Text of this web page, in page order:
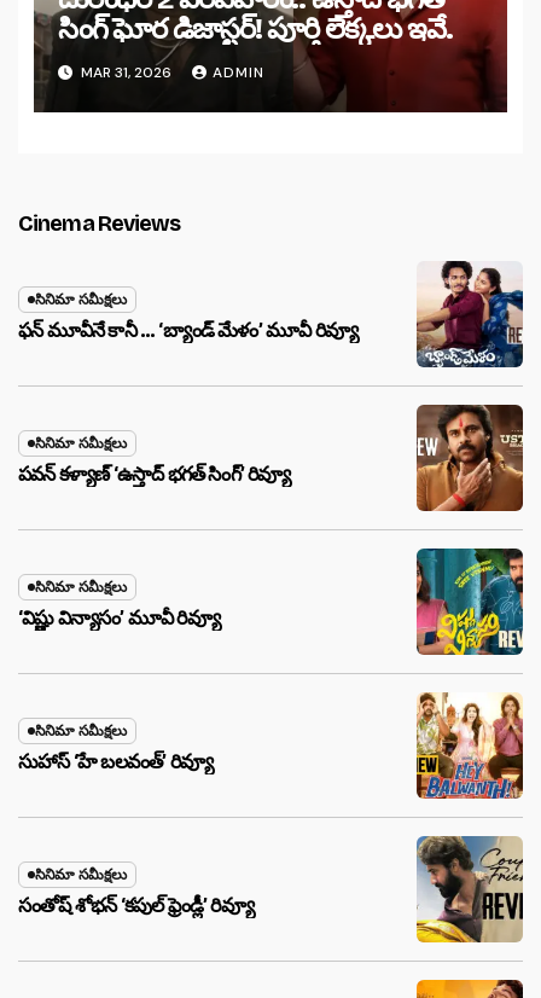
సింగ్ ఘోర డిజాస్టర్! పూర్తి లెక్కలు ఇవే.
MAR 31, 2026 ADMIN
Cinema Reviews
సినిమా సమీక్షలు
ఫన్ మూవీనే కానీ … ‘బ్యాండ్‌ మేళం’ మూవీ రివ్యూ
సినిమా సమీక్షలు
పవన్ కళ్యాణ్ ‘ఉస్తాద్ భ‌గ‌త్ సింగ్’ రివ్యూ
సినిమా సమీక్షలు
‘విష్ణు విన్యాసం’ మూవీ రివ్యూ
సినిమా సమీక్షలు
సుహాస్ ‘హే బలవంత్’ రివ్యూ
సినిమా సమీక్షలు
సంతోష్ శోభన్ ‘కపుల్ ఫ్రెండ్లీ’ రివ్యూ